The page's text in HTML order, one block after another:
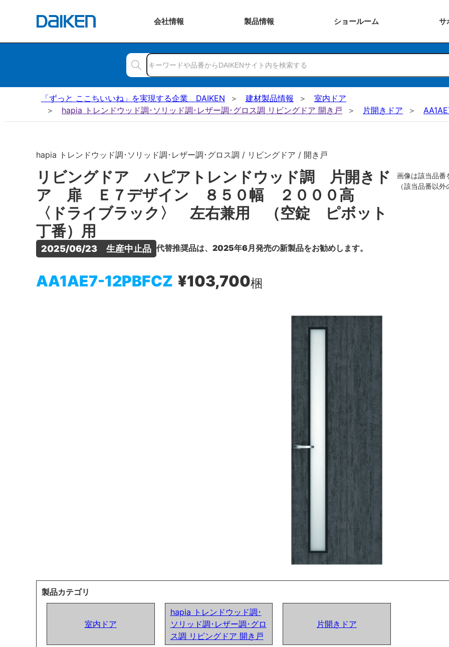
会社情報 製品情報 ショールーム サ
「ずっと ここちいいね」を実現する企業 DAIKEN 建材製品情報
室内ドア
hapia トレンドウッド調･ソリッド調･レザー調･グロス調 リビングドア 開き戸
片開きドア
hapia トレンドウッド調･ソリッド調･レザー調･グロス調 / リビングドア / 開き戸
リビングドア ハピアトレンドウッド調 片開きド
ア 扉 Ｅ７デザイン ８５０幅 ２０００高
〈ドライブラック〉 左右兼用 （空錠 ピボット
丁番）用
2025/06/23　生産中止品 代替推奨品は、2025年6月発売の新製品をお勧めします。
AA1AE7-12PBFCZ ¥103,700梱
画像は該当品番
（該当品番以
製品カテゴリ
室内ドア
hapia トレンドウッド調･
ソリッド調･レザー調･グロ
ス調 リビングドア 開き戸
片開きドア